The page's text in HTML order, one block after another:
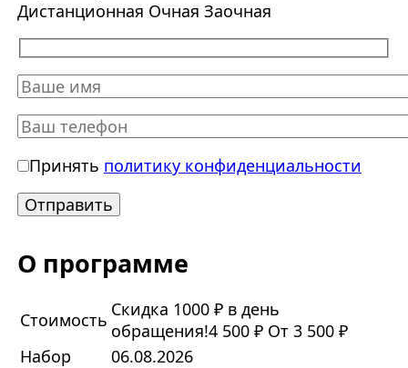
Дистанционная Очная Заочная
Принять политику конфиденциальности
О программе
Стоимость Скидка 1000 ₽ в день
обращения!4 500 ₽ От 3 500 ₽
Набор
06.08.2026